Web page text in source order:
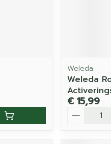
Weleda
Weleda
€ 15,99